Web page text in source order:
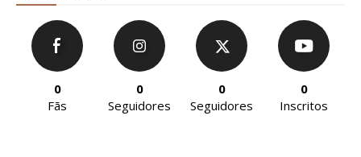
0
Fãs
0
Seguidores
0
Seguidores
0
Inscritos